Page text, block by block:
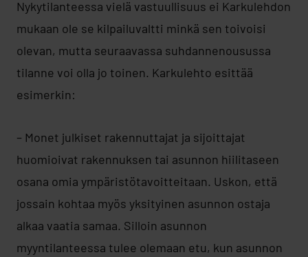
Nykytilanteessa vielä vastuullisuus ei Karkulehdon
mukaan ole se kilpailuvaltti minkä sen toivoisi
olevan, mutta seuraavassa suhdannenousussa
tilanne voi olla jo toinen. Karkulehto esittää
esimerkin:
– Monet julkiset rakennuttajat ja sijoittajat
huomioivat rakennuksen tai asunnon hiilitaseen
osana omia ympäristötavoitteitaan. Uskon, että
jossain kohtaa myös yksityinen asunnon ostaja
alkaa vaatia samaa. Silloin asunnon
myyntilanteessa tulee olemaan etu, kun asunnon